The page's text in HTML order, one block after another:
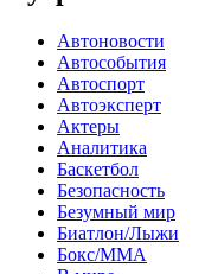
Автоновости
Автособытия
Автоспорт
Автоэксперт
Актеры
Аналитика
Баскетбол
Безопасность
Безумный мир
Биатлон/Лыжи
Бокс/MMA